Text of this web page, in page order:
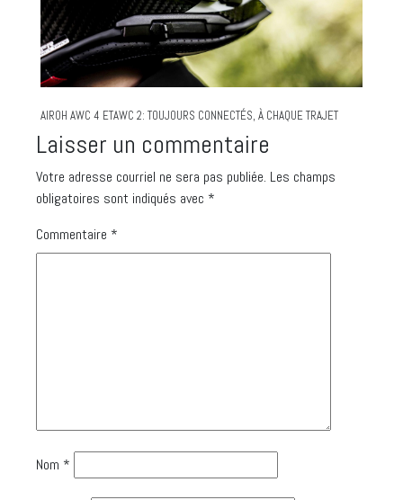
AIROH AWC 4 ETAWC 2: TOUJOURS CONNECTÉS, À CHAQUE TRAJET
Laisser un commentaire
Votre adresse courriel ne sera pas publiée. Les champs
obligatoires sont indiqués avec *
Commentaire *
Nom *